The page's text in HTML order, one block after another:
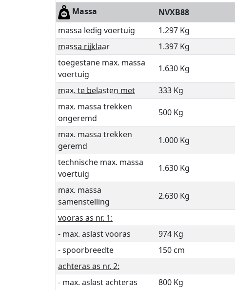
Massa
NVXB88
massa ledig voertuig
1.297 Kg
massa rijklaar
1.397 Kg
toegestane max. massa
voertuig
1.630 Kg
max. te belasten met
333 Kg
max. massa trekken
ongeremd
500 Kg
max. massa trekken
geremd
1.000 Kg
technische max. massa
voertuig
1.630 Kg
max. massa
samenstelling
2.630 Kg
vooras as nr. 1:
- max. aslast vooras
974 Kg
- spoorbreedte
150 cm
achteras as nr. 2:
- max. aslast achteras
800 Kg